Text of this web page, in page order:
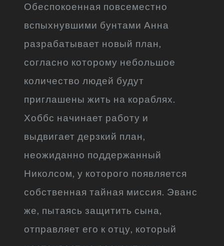
Обеспокоенная повсеместно
вспыхнувшими бунтами Анна
разрабатывает новый план,
согласно которому небольшое
количество людей будут
приглашены жить на кораблях.
Хоббс начинает работу и
выдвигает дерзкий план,
неожиданно поддержанный
Николсом, у которого появляется
собственная тайная миссия. Эванс
же, пытаясь защитить сына,
отправляет его к отцу, который